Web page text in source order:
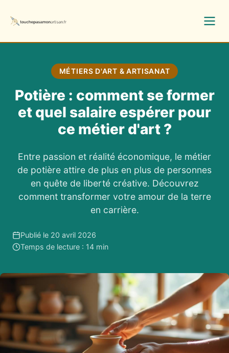
MÉTIERS D'ART & ARTISANAT
Potière : comment se former
et quel salaire espérer pour
ce métier d'art ?
Entre passion et réalité économique, le métier
de potière attire de plus en plus de personnes
en quête de liberté créative. Découvrez
comment transformer votre amour de la terre
en carrière.
Publié le 20 avril 2026
Temps de lecture : 14 min